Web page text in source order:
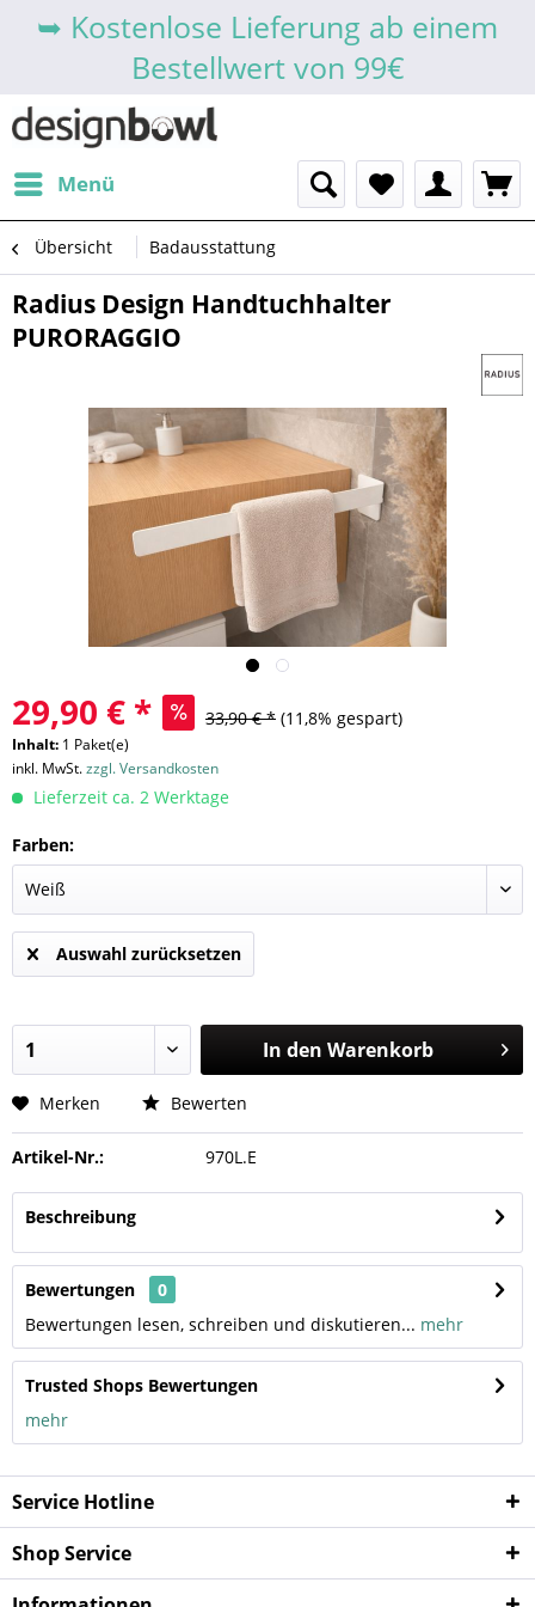
➥ Kostenlose Lieferung ab einem
Bestellwert von 99€
Menü
Übersicht Badausstattung
Radius Design Handtuchhalter
PURORAGGIO
29,90 € * 33,90 € * (11,8% gespart)
Inhalt: 1 Paket(e)
inkl. MwSt.zzgl. Versandkosten
Lieferzeit ca. 2 Werktage
Farben:
Auswahl zurücksetzen
In den Warenkorb
Merken Bewerten
Artikel-Nr.: 970L.E
Beschreibung
Bewertungen
0
Bewertungen lesen, schreiben und diskutieren... mehr
Trusted Shops Bewertungen
mehr
Service Hotline
Shop Service